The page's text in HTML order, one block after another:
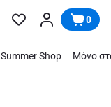
0
Summer Shop Μόνο